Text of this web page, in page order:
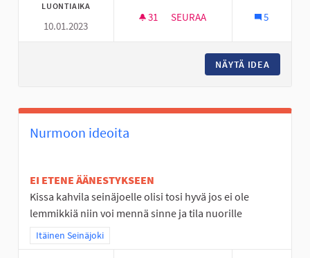
LUONTIAIKA
10.01.2023
31 31 SEURAAJAA
SEURAA 5
NÄYTÄ IDEA
Nurmoon ideoita
EI ETENE ÄÄNESTYKSEEN
Kissa kahvila seinäjoelle olisi tosi hyvä jos ei ole
lemmikkiä niin voi mennä sinne ja tila nuorille
Rajaa tulokset teeman mukaan: Itäinen Seinäjoki
Itäinen Seinäjoki